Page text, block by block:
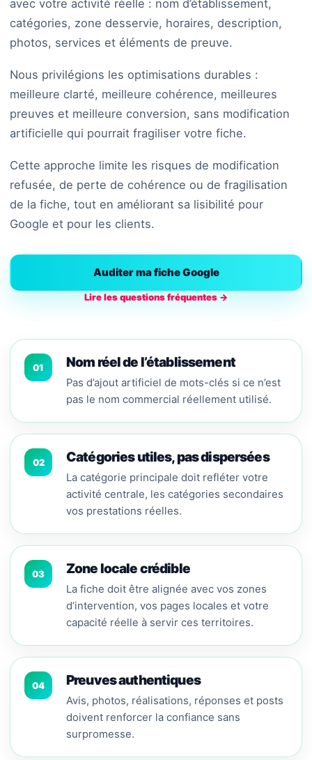
avec votre activité réelle : nom d’établissement,
catégories, zone desservie, horaires, description,
photos, services et éléments de preuve.
Nous privilégions les optimisations durables :
meilleure clarté, meilleure cohérence, meilleures
preuves et meilleure conversion, sans modification
artificielle qui pourrait fragiliser votre fiche.
Cette approche limite les risques de modification
refusée, de perte de cohérence ou de fragilisation
de la fiche, tout en améliorant sa lisibilité pour
Google et pour les clients.
Auditer ma fiche Google
Lire les questions fréquentes →
01 Nom réel de l’établissement
Pas d’ajout artificiel de mots-clés si ce n’est
pas le nom commercial réellement utilisé.
02 Catégories utiles, pas dispersées
La catégorie principale doit refléter votre
activité centrale, les catégories secondaires
vos prestations réelles.
03 Zone locale crédible
La fiche doit être alignée avec vos zones
d’intervention, vos pages locales et votre
capacité réelle à servir ces territoires.
04 Preuves authentiques
Avis, photos, réalisations, réponses et posts
doivent renforcer la confiance sans
surpromesse.